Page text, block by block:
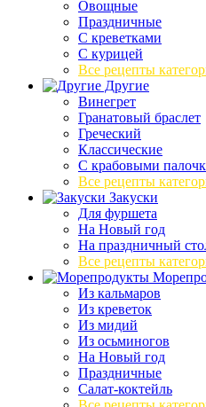
Овощные
Праздничные
С креветками
С курицей
Все рецепты
Другие
Винегрет
Гранатовый браслет
Греческий
Классические
С крабовыми
Все рецепты
Закуски
Для фуршета
На Новый год
На праздничный
Все рецепты
Из кальмаров
Из креветок
Из мидий
Из осьминогов
На Новый год
Праздничные
Салат-коктейль